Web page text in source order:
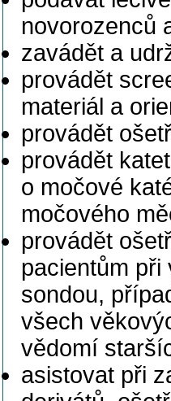
novorozenců
zavádět a
provádět
materiál a
provádět
provádět
o močové
močového
provádět
pacientům
sondou,
všech
vědomí
asistovat při